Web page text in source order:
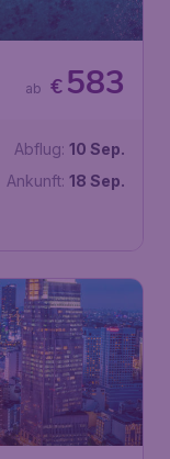
€ 583
ab
Abflug: 10 Sep.
Ankunft: 18 Sep.